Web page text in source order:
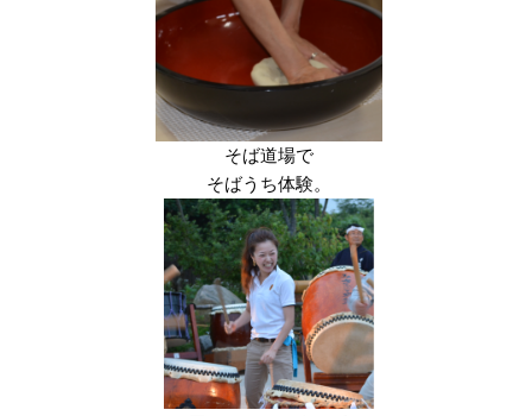
そば道場で
そばうち体験。